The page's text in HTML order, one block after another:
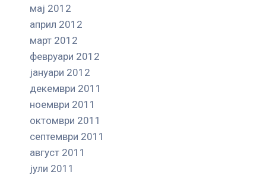
мај 2012
април 2012
март 2012
февруари 2012
јануари 2012
декември 2011
ноември 2011
октомври 2011
септември 2011
август 2011
јули 2011